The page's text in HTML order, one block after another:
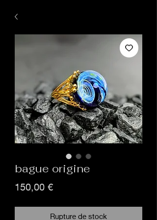
bague origine
150,00 €Prix
Rupture de stock